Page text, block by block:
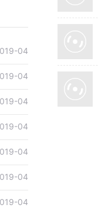
04
04
04
04
04
04
04